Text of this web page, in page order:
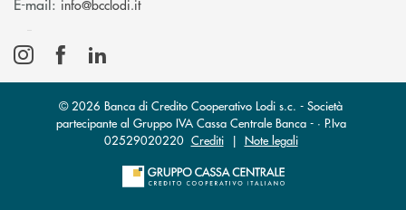
info@bcclodi.it
© 2026 Banca di Credito Cooperativo Lodi s.c. - Società
partecipante al Gruppo IVA Cassa Centrale Banca - · P.Iva
02529020220 Crediti| Note legali